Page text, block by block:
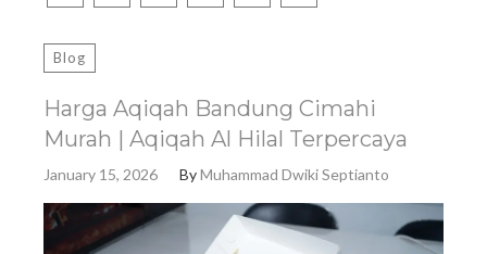
Blog
Harga Aqiqah Bandung Cimahi
Murah | Aqiqah Al Hilal Terpercaya
January 15, 2026 ByMuhammad Dwiki Septianto